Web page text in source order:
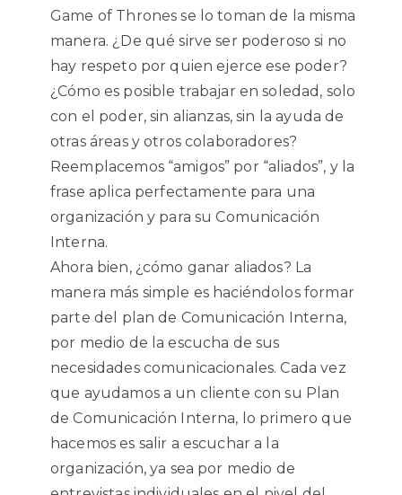
Game of Thrones se lo toman de la misma
manera. ¿De qué sirve ser poderoso si no
hay respeto por quien ejerce ese poder?
¿Cómo es posible trabajar en soledad, solo
con el poder, sin alianzas, sin la ayuda de
otras áreas y otros colaboradores?
Reemplacemos “amigos” por “aliados”, y la
frase aplica perfectamente para una
organización y para su Comunicación
Interna.
Ahora bien, ¿cómo ganar aliados? La
manera más simple es haciéndolos formar
parte del plan de Comunicación Interna,
por medio de la escucha de sus
necesidades comunicacionales. Cada vez
que ayudamos a un cliente con su Plan
de Comunicación Interna, lo primero que
hacemos es salir a escuchar a la
organización, ya sea por medio de